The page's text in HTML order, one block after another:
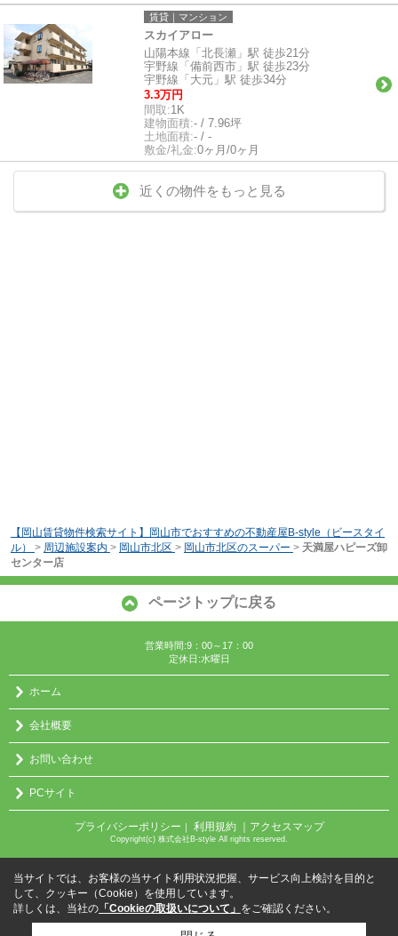
賃貸｜マンション
スカイアロー
山陽本線「北長瀬」駅 徒歩21分
宇野線「備前西市」駅 徒歩23分
宇野線「大元」駅 徒歩34分
3.3万円
間取:1K
建物面積:- / 7.96坪
土地面積:- / -
敷金/礼金:0ヶ月/0ヶ月
近くの物件をもっと見る
【岡山賃貸物件検索サイト】岡山市でおすすめの不動産屋B-style（ビースタイ
ル）
> 周辺施設案内 > 岡山市北区 > 岡山市北区のスーパー > 天満屋ハピーズ卸
センター店
ページトップに戻る
営業時間:9：00～17：00
定休日:水曜日
ホーム
会社概要
お問い合わせ
PCサイト
プライバシーポリシー ｜ 利用規約 ｜アクセスマップ
Copyright(c) 株式会社B-style All rights reserved.
当サイトでは、お客様の当サイト利用状況把握、サービス向上検討を目的と
して、クッキー（Cookie）を使用しています。
詳しくは、当社の 「Cookieの取扱いについて」 をご確認ください。